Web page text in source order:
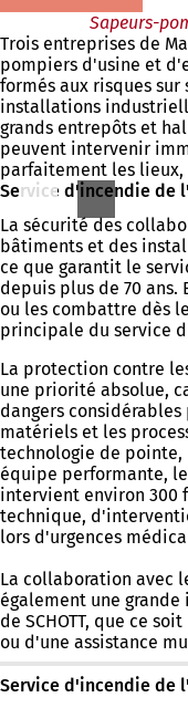
Sapeurs-
Trois entreprises de
pompiers d'usine et
formés aux risques
installations
grands entrepôts et
peuvent intervenir
parfaitement les lieux,
Service d'incendie de
La sécurité des
bâtiments et des
ce que garantit le
depuis plus de 70
ou les combattre dès
principale du service
La protection contre
une priorité absolue,
dangers
matériels et les
technologie de pointe,
équipe performante,
intervient environ 300
technique,
lors d'urgences
La collaboration avec
également une
de SCHOTT, que ce
ou d'une assistance
Service d'incendie de